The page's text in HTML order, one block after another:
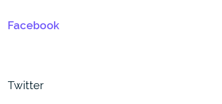
Facebook
Twitter